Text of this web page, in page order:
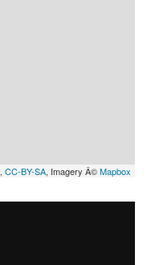
CC-BY-SA, Imagery Â©Mapbox